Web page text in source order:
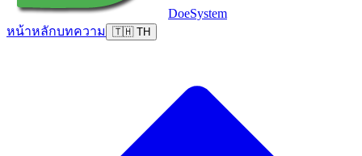
DoeSystem
หน้าหลักบทความ 🇹🇭 TH